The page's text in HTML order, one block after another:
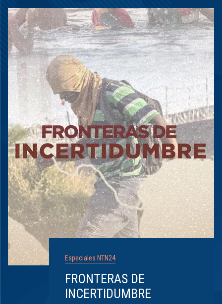
Especiales NTN24
FRONTERAS DE
INCERTIDUMBRE